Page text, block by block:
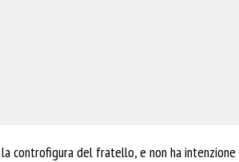
controfigura del fratello, e non ha intenzione